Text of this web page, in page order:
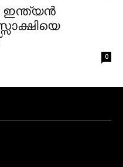
ഇന്ത്യന്‍
0